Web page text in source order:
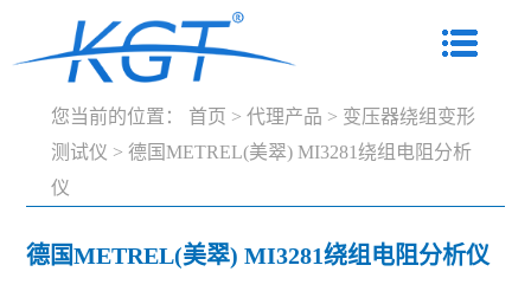
您当前的位置： 首页 > 代理产品 > 变压器绕组变形
测试仪 > 德国METREL(美翠) MI3281绕组电阻分析
仪
德国METREL(美翠) MI3281绕组电阻分析仪